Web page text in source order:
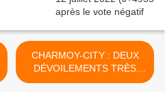
CHARMOY-CITY : DEUX
DÉVOILEMENTS TRÈS
ATTENDUS… - du 09 avril